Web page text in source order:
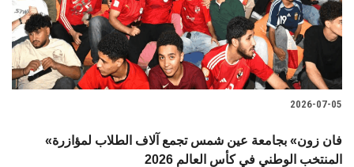
2026-07-05
«فان زون» بجامعة عين شمس تجمع آلاف الطلاب لمؤازرة
المنتخب الوطني في كأس العالم 2026